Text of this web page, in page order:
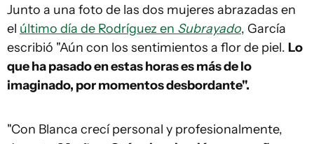
Junto a una foto de las dos mujeres abrazadas en
el último día de Rodríguez en Subrayado, García
escribió "Aún con los sentimientos a flor de piel. Lo
que ha pasado en estas horas es más de lo
imaginado, por momentos desbordante".
"Con Blanca crecí personal y profesionalmente,